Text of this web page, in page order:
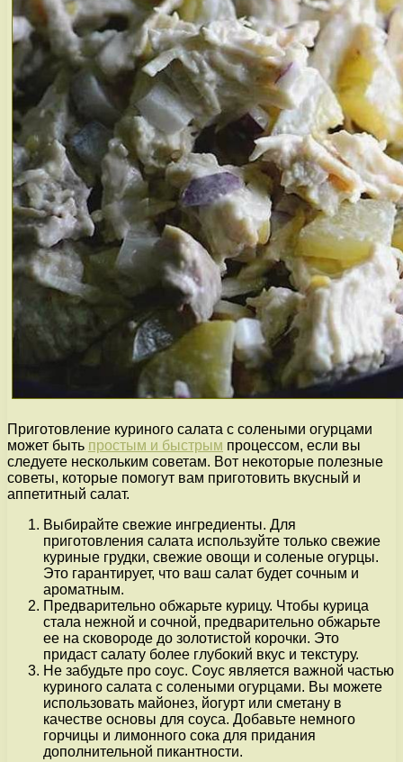
Приготовление куриного салата с солеными огурцами
может быть простым и быстрым процессом, если вы
следуете нескольким советам. Вот некоторые полезные
советы, которые помогут вам приготовить вкусный и
аппетитный салат.
Выбирайте свежие ингредиенты. Для
приготовления салата используйте только свежие
куриные грудки, свежие овощи и соленые огурцы.
Это гарантирует, что ваш салат будет сочным и
ароматным.
Предварительно обжарьте курицу. Чтобы курица
стала нежной и сочной, предварительно обжарьте
ее на сковороде до золотистой корочки. Это
придаст салату более глубокий вкус и текстуру.
Не забудьте про соус. Соус является важной частью
куриного салата с солеными огурцами. Вы можете
использовать майонез, йогурт или сметану в
качестве основы для соуса. Добавьте немного
горчицы и лимонного сока для придания
дополнительной пикантности.